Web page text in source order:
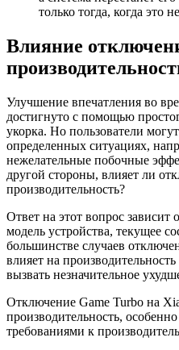
только тогда, когда это
Влияние
Улучшение впечатления во
достигнуто с помощью
укорка. Но пользователи
определенных ситуациях,
нежелательные побочные
другой стороны, влияет ли
производительность?
Ответ на этот вопрос
модель устройства, текущее
большинстве случаев
влияет на
вызвать незначительное
Отключение Game Turbo на
производительность,
требованиями к